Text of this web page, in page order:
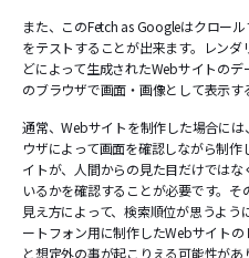
また、このFetch as Googleはクロー
をテストすることが出来ます。レン
どによって生成されたWebサイトの
のブラウザで画面・画像として表示す
通常、Webサイトを制作した場合に
ウザによって画面を確認しながら制
イトが、人間からの見た目だけでは
いるかを確認することが必要です。
見え方によって、検索順位が思うよ
ートフォン用に制作したWebサイト
と想定外の事が起こりえる可能性があ